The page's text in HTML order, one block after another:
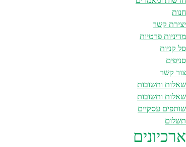
חנות
יצירת קשר
מדיניות פרטיות
סל קניות
סניפים
צור קשר
שאלות ותשובות
שאלות ותשובות
שותפים עסקיים
תשלום
ארכיונים